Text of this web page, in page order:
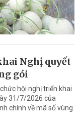
Nghị quyết
gói
hội nghị triển khai
31/7/2026 của
chính về mã số vùng